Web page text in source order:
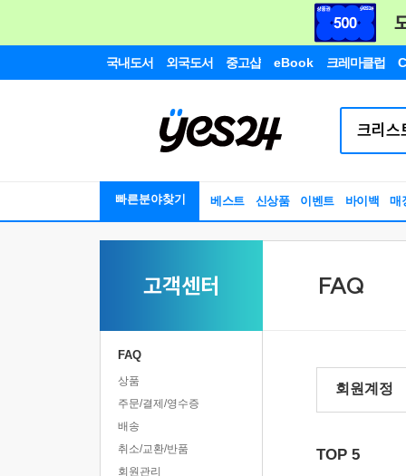
국내도서 외국도서 중고샵 eBook 크레마클럽
빠른분야찾기 베스트 신상품 이벤트 바이백 매
고객센터 FAQ
FAQ
상품
주문/결제/영수증
배송
취소/교환/반품
회원관리
회원계정
TOP 5